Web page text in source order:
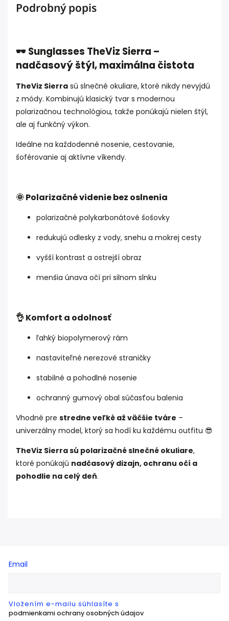
Podrobný popis
🕶️ Sunglasses TheViz Sierra –
nadčasový štýl, maximálna čistota
TheViz Sierra sú slnečné okuliare, ktoré nikdy nevyjdú
z módy. Kombinujú klasický tvar s modernou
polarizačnou technológiou, takže ponúkajú nielen štýl,
ale aj funkčný výkon.
Ideálne na každodenné nosenie, cestovanie,
šoférovanie aj aktívne víkendy.
🌞 Polarizačné videnie bez oslnenia
polarizačné polykarbonátové šošovky
redukujú odlesky z vody, snehu a mokrej cesty
vyšší kontrast a ostrejší obraz
menšia únava očí pri silnom slnku
👌 Komfort a odolnosť
ľahký biopolymerový rám
nastaviteľné nerezové straničky
stabilné a pohodlné nosenie
ochranný gumový obal súčasťou balenia
Vhodné pre stredne veľké až väčšie tváre –
univerzálny model, ktorý sa hodí ku každému outfitu 😎
TheViz Sierra sú polarizačné slnečné okuliare,
ktoré ponúkajú nadčasový dizajn, ochranu očí a
pohodlie na celý deň.
Email
Vložením e-mailu súhlasíte s
podmienkami ochrany osobných údajov